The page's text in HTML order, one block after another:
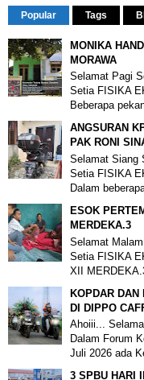
Popular Tags
MONIKA
MORAWA
Selamat Pagi
Setia FISIKA
Beberapa
ANGSURAN
PAK RONI
Selamat Siang
Setia FISIKA
Dalam
ESOK
MERDEKA.3
Selamat
Setia FISIKA
XII
KOPDAR DAN
DI DIPPO
Ahoiii...
Dalam Forum
Juli 2026 ada
3 SPBU HARI